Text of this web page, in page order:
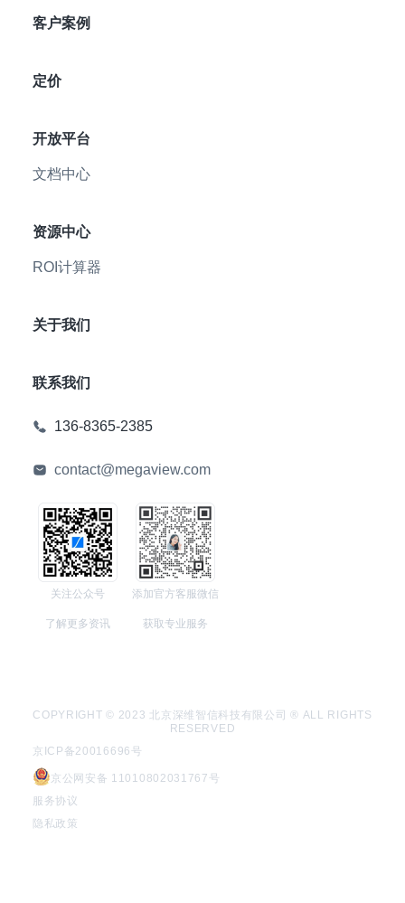
客户案例
定价
开放平台
文档中心
资源中心
ROI计算器
关于我们
联系我们
136-8365-2385
contact@megaview.com
关注公众号
了解更多资讯
添加官方客服微信
获取专业服务
COPYRIGHT © 2023 北京深维智信科技有限公司 ® ALL RIGHTS
RESERVED
京ICP备20016696号
京公网安备 11010802031767号
服务协议
隐私政策